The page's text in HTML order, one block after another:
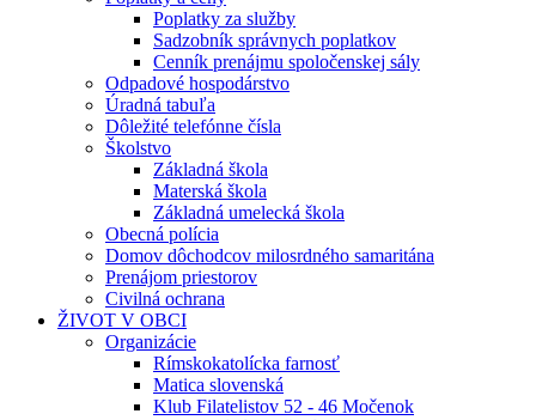
Poplatky za služby
Sadzobník správnych poplatkov
Cenník prenájmu spoločenskej sály
Odpadové hospodárstvo
Úradná tabuľa
Dôležité telefónne čísla
Školstvo
Základná škola
Materská škola
Základná umelecká škola
Obecná polícia
Domov dôchodcov milosrdného samaritána
Prenájom priestorov
Civilná ochrana
ŽIVOT V OBCI
Organizácie
Rímskokatolícka farnosť
Matica slovenská
Klub Filatelistov 52 - 46 Močenok